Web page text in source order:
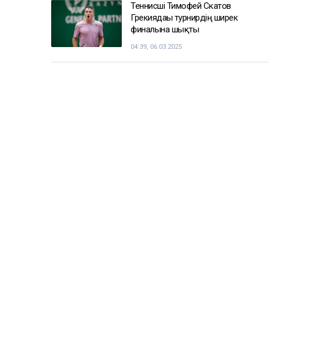
Теннисші Тимофей Скатов
Грекиядағы турнирдің ширек
финалына шықты
04:39, 06.03.2025